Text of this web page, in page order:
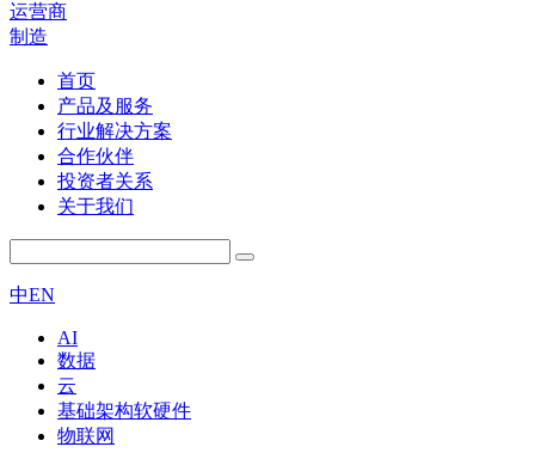
运营商
制造
首页
产品及服务
行业解决方案
合作伙伴
投资者关系
关于我们
中EN
AI
数据
云
基础架构软硬件
物联网